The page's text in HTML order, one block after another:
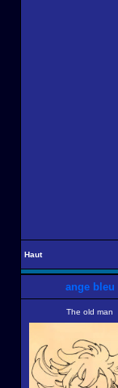
Haut
ange bleu
The old man